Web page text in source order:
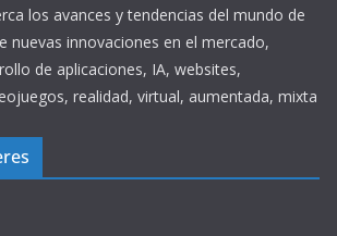
los avances y tendencias del mundo de
nuevas innovaciones en el mercado,
de aplicaciones, IA, websites,
realidad, virtual, aumentada, mixta